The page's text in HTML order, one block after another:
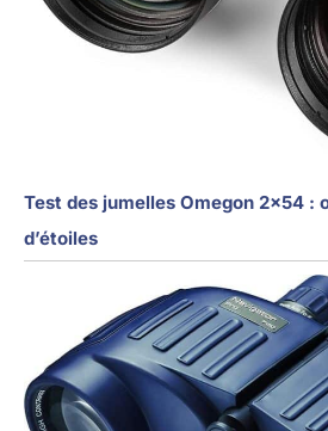
Test des jumelles Omegon 2×54 :
d’étoiles